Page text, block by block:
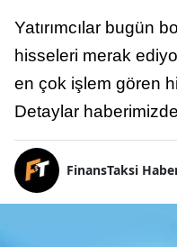
Yatırımcılar bugün
hisseleri merak
en çok işlem gören
Detaylar
FinansTaksi